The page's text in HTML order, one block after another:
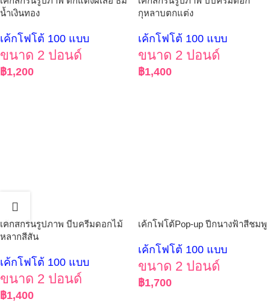
น้ำเงินทอง
เค้กโฟโต้ 100 แบบ
ขนาด 2 ปอนด์
฿1,200
กุหลาบตกแต่ง
เค้กโฟโต้ 100 แบบ
ขนาด 2 ปอนด์
฿1,400
เค้กสกรีนรูปภาพ บีบครีมดอกไม้
หลากสีสัน
เค้กโฟโต้ 100 แบบ
ขนาด 2 ปอนด์
฿1,400
เค้กโฟโต้Pop-up ปีกนางฟ้าสีชมพู
เค้กโฟโต้ 100 แบบ
ขนาด 2 ปอนด์
฿1,700